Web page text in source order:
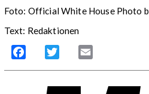
Foto: Official White House Photo
Text: Redaktionen
Facebook Twitter